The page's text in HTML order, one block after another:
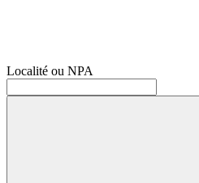
Localité ou NPA